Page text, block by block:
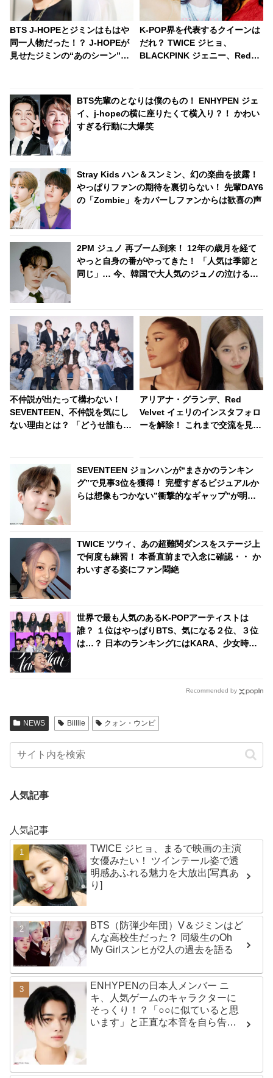
BTS J-HOPEとジミンはもはや
同一人物だった！？ J-HOPEが
見せたジミンの“あのシーン”の
きの声殺到
K-POP界を代表するクイーンは
だれ？ TWICE ジヒョ、
BLACKPINK ジェニー、Red
のは・・
BTS先輩のとなりは僕のもの！ ENHYPEN ジェ
イ、j-hopeの横に座りたくて横入り？！ かわい
すぎる行動に大爆笑
Stray Kids ハン＆スンミン、幻の楽曲を披露！
やっぱりファンの期待を裏切らない！ 先輩DAY6
の「Zombie」をカバーしファンからは歓喜の声
2PM ジュノ 再ブーム到来！ 12年の歳月を経て
やっと自身の番がやってきた！ 「人気は季節と
同じ」… 今、韓国で大人気のジュノの泣ける過
不仲説が出たって構わない！
SEVENTEEN、不仲説を気にし
ない理由とは？ 「どうせ誰も信
アリアナ・グランデ、Red
Velvet イェリのインスタフォロ
ーを解除！ これまで交流を見せ
SEVENTEEN ジョンハンが“まさかのランキン
グ”で見事3位を獲得！ 完璧すぎるビジュアルか
らは想像もつかない”衝撃的なギャップ”が明ら
TWICE ツウィ、あの超難関ダンスをステージ上
で何度も練習！ 本番直前まで入念に確認・・ か
わいすぎる姿にファン悶絶
世界で最も人気のあるK-POPアーティストは
誰？ １位はやっぱりBTS、気になる２位、３位
は…？ 日本のランキングにはKARA、少女時代
Recommended by
NEWS Billlie クォン・ウンビ
人気記事
人気記事
TWICE ジヒョ、まるで映画の主演
女優みたい！ ツインテール姿で透
明感あふれる魅力を大放出[写真あ
り]
BTS（防弾少年団）V＆ジミンはど
んな高校生だった？ 同級生のOh
My Girlスンヒが2人の過去を語る
ENHYPENの日本人メンバー ニ
キ、人気ゲームのキャラクターに
そっくり！？「○○に似ていると思
います」と正直な本音を自ら告